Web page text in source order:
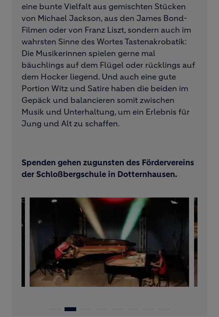
eine bunte Vielfalt aus gemischten Stücken
von Michael Jackson, aus den James Bond-
Filmen oder von Franz Liszt, sondern auch im
wahrsten Sinne des Wortes Tastenakrobatik:
Die Musikerinnen spielen gerne mal
bäuchlings auf dem Flügel oder rücklings auf
dem Hocker liegend. Und auch eine gute
Portion Witz und Satire haben die beiden im
Gepäck und balancieren somit zwischen
Musik und Unterhaltung, um ein Erlebnis für
Jung und Alt zu schaffen.
Spenden gehen zugunsten des Fördervereins
der Schloßbergschule in Dotternhausen.